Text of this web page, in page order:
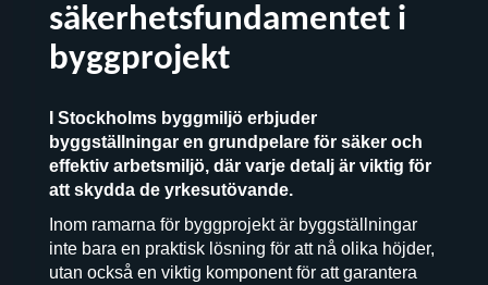
säkerhetsfundamentet i
byggprojekt
I Stockholms byggmiljö erbjuder
byggställningar en grundpelare för säker och
effektiv arbetsmiljö, där varje detalj är viktig för
att skydda de yrkesutövande.
Inom ramarna för byggprojekt är byggställningar
inte bara en praktisk lösning för att nå olika höjder,
utan också en viktig komponent för att garantera